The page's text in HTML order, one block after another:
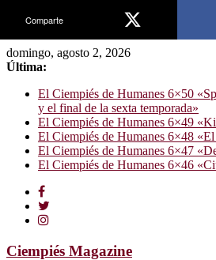
domingo, agosto 2, 2026
Última:
El Ciempiés de Humanes 6×50
y el final de la sexta temporada»
El Ciempiés de Humanes 6×49
El Ciempiés de Humanes 6×48
El Ciempiés de Humanes 6×47
El Ciempiés de Humanes 6×46
Ciempiés Magazine
Comparte